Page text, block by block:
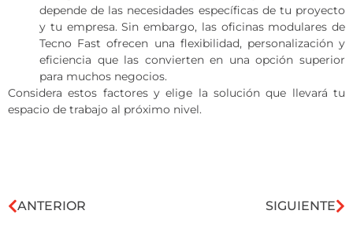
depende de las necesidades específicas de tu proyecto
y tu empresa. Sin embargo, las oficinas modulares de
Tecno Fast ofrecen una flexibilidad, personalización y
eficiencia que las convierten en una opción superior
para muchos negocios.
Considera estos factores y elige la solución que llevará tu
espacio de trabajo al próximo nivel.
ANTERIOR SIGUIENTE